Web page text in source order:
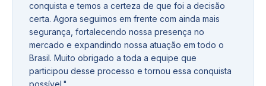
conquista e temos a certeza de que foi a decisão
certa. Agora seguimos em frente com ainda mais
segurança, fortalecendo nossa presença no
mercado e expandindo nossa atuação em todo o
Brasil. Muito obrigado a toda a equipe que
participou desse processo e tornou essa conquista